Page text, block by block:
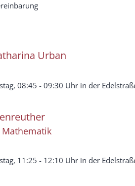
Urban
08:45 - 09:30 Uhr in der
11:25 - 12:10 Uhr in der